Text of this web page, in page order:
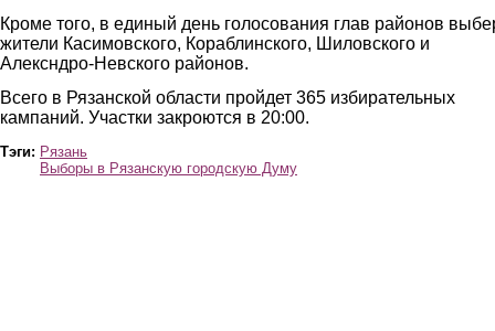
Кроме того, в единый день голосования глав районов
жители Касимовского, Кораблинского, Шиловского и
Алексндро-Невского районов.
Всего в Рязанской области пройдет 365 избирательных
кампаний. Участки закроются в 20:00.
Тэги: Рязань
Выборы в Рязанскую городскую Думу